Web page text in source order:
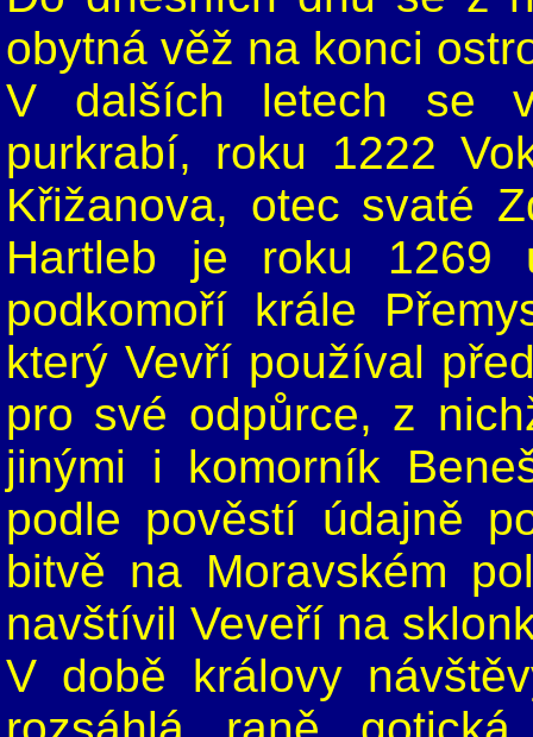
obytná věž na konci
V dalších letech se
purkrabí, roku 1222
Křižanova, otec svaté
Hartleb je roku 1269
podkomoří krále
který Vevří používal
pro své odpůrce, z
jinými i komorník
podle pověstí údajně
bitvě na Moravském
navštívil Veveří na
V době královy